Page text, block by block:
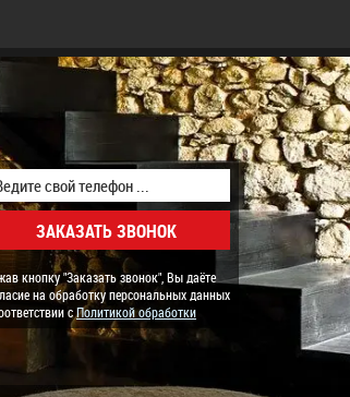
кнопку "Заказать звонок", Вы даёте
на обработку персональных данных
сПолитикой обработки